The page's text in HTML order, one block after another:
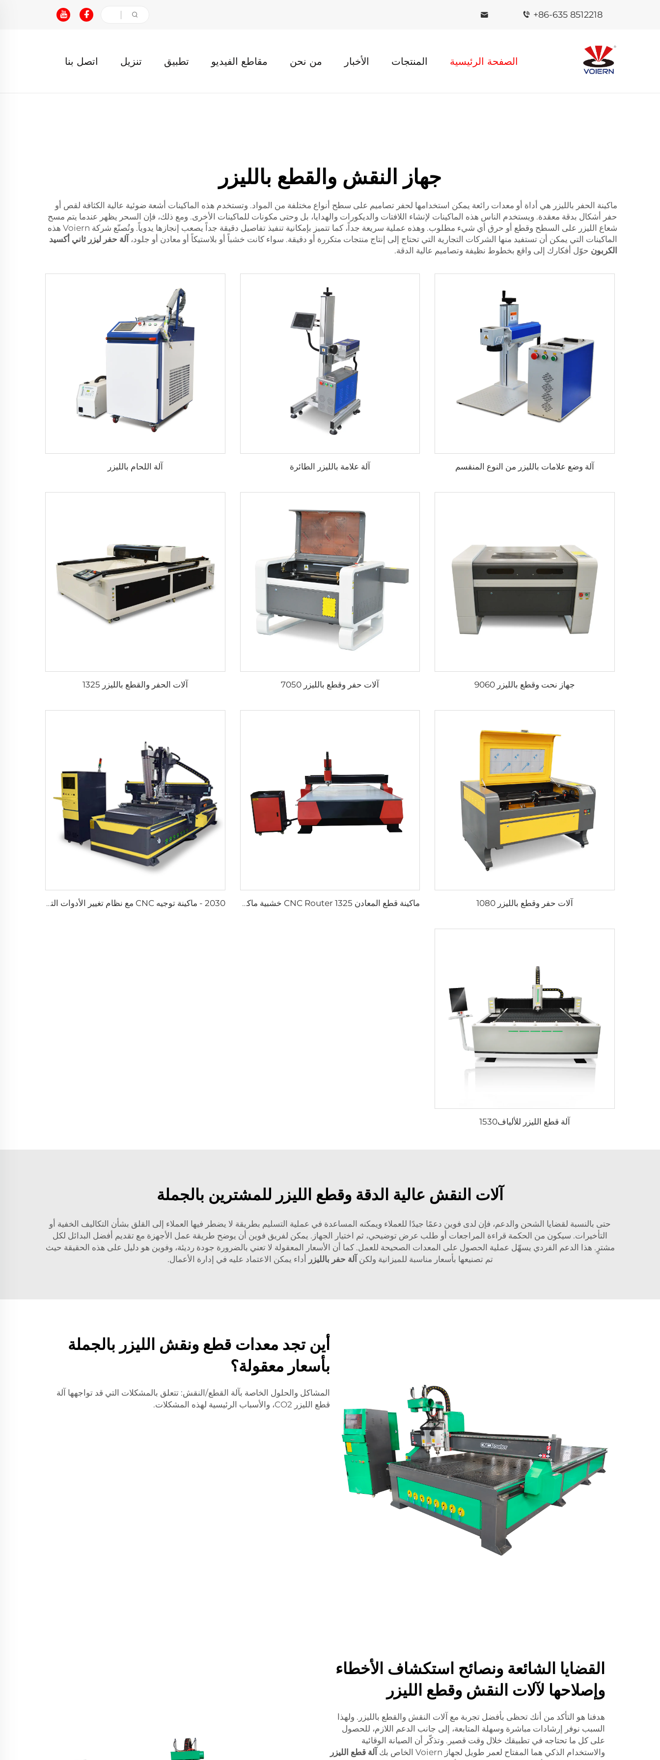
+86-635 8512218
الصفحة الرئيسية المنتجات الأخبار من نحن مقاطع الفيديو تطبيق تنزيل اتصل بنا
جهاز النقش والقطع بالليزر
ماكينة الحفر بالليزر هي أداة أو معدات رائعة يمكن استخدامها لحفر تصاميم على سطح أنواع مختلفة من المواد. وتستخدم هذه الماكينات أشعة ضوئية عالية الكثافة لقص أو
حفر أشكال بدقة معقدة. ويستخدم الناس هذه الماكينات لإنشاء اللافتات والديكورات والهدايا، بل وحتى مكونات للماكينات الأخرى. ومع ذلك، فإن السحر يظهر عندما يتم مسح
شعاع الليزر على السطح وقطع أو حرق أي شيء مطلوب. وهذه عملية سريعة جداً، كما تتميز بإمكانية تنفيذ تفاصيل دقيقة جداً يصعب إنجازها يدوياً. وتُصنّع شركة Voiern هذه
الماكينات التي يمكن أن تستفيد منها الشركات التجارية التي تحتاج إلى إنتاج منتجات متكررة أو دقيقة. سواء كانت خشباً أو بلاستيكاً أو معادن أو جلود، آلة حفر ليزر ثاني أكسيد
الكربون حوّل أفكارك إلى واقع بخطوط نظيفة وتصاميم عالية الدقة.
آلة وضع علامات بالليزر من النوع المنقسم آلة علامة بالليزر الطائرة آلة اللحام بالليزر
جهاز نحت وقطع بالليزر 9060 آلات حفر وقطع بالليزر 7050 آلات الحفر والقطع بالليزر 1325
آلات حفر وقطع بالليزر 1080 ماكينة قطع المعادن CNC Router 1325 خشبية ماكينة توجيه CNC ذات 3 محاور ماكينة تشغيل CNC 2030 - ماكينة توجيه CNC مع نظام تغيير الأدوات التلقائي (نوع خطي)
آلة قطع الليزر للألياف1530
آلات النقش عالية الدقة وقطع الليزر للمشترين بالجملة
حتى بالنسبة لقضايا الشحن والدعم، فإن لدى فوين دعمًا جيدًا للعملاء ويمكنه المساعدة في عملية التسليم بطريقة لا يضطر فيها العملاء إلى القلق بشأن التكاليف الخفية أو
التأخيرات. سيكون من الحكمة قراءة المراجعات أو طلب عرض توضيحي، ثم اختيار الجهاز. يمكن لفريق فوين أن يوضح طريقة عمل الأجهزة مع تقديم أفضل البدائل لكل
مشترٍ. هذا الدعم الفردي يسهّل عملية الحصول على المعدات الصحيحة للعمل. كما أن الأسعار المعقولة لا تعني بالضرورة جودة رديئة، وفوين هو دليل على هذه الحقيقة حيث
تم تصنيعها بأسعار مناسبة للميزانية ولكن آلة حفر بالليزر أداء يمكن الاعتماد عليه في إدارة الأعمال.
أين تجد معدات قطع ونقش الليزر بالجملة
بأسعار معقولة؟
المشاكل والحلول الخاصة بآلة القطع/النقش: تتعلق بالمشكلات التي قد تواجهها آلة
قطع الليزر CO2، والأسباب الرئيسية لهذه المشكلات.
القضايا الشائعة ونصائح استكشاف الأخطاء
وإصلاحها لآلات النقش وقطع الليزر
هدفنا هو التأكد من أنك تحظى بأفضل تجربة مع آلات النقش والقطع بالليزر. ولهذا
السبب نوفر إرشادات مباشرة وسهلة المتابعة، إلى جانب الدعم اللازم، للحصول
على كل ما تحتاجه في تطبيقك خلال وقت قصير. وتذكّر أن الصيانة الوقائية
والاستخدام الذكي هما المفتاح لعمر طويل لجهاز Voiern الخاص بك
آلة قطع الليزر